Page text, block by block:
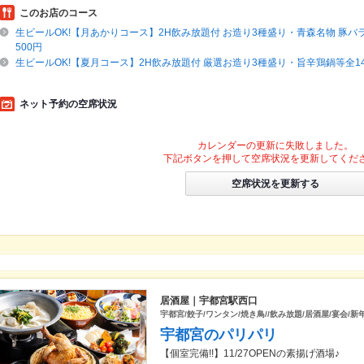
このお店のコース
生ビールOK!【月あかりコース】2H飲み放題付 お造り3種盛り・青森名物 豚バ
500円
生ビールOK!【夏月コース】2H飲み放題付 厳選お造り3種盛り・旨辛鶏鍋等全
ネット予約の空席状況
カレンダーの更新に失敗しました。
下記ボタンを押して空席状況を更新してくだ
空席状況を更新する
居酒屋｜宇都宮駅西口
宇都宮/餃子/ワンタン/焼き鳥//飲み放題/居酒屋/宴会/新
宇都宮のパリパリ
【個室完備!!】11/27OPENの素揚げ酒場♪